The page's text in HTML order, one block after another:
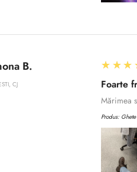
B.
CJ
5
Foarte
Mărimea
Produs: